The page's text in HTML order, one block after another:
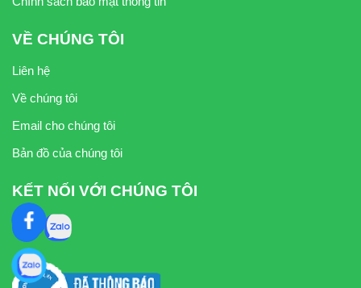
VỀ CHÚNG TÔI
Liên hệ
Về chúng tôi
Email cho chúng tôi
Bản đồ của chúng tôi
KẾT NỐI VỚI CHÚNG TÔI